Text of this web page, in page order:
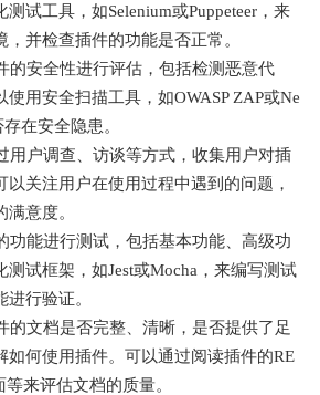
试工具，如Selenium或Puppeteer，来
并检查插件的功能是否正常。
的安全性进行评估，包括检测恶意代
用安全扫描工具，如OWASP ZAP或Ne
在安全隐患。
用户调查、访谈等方式，收集用户对插
关注用户在使用过程中遇到的问题，
意度。
功能进行测试，包括基本功能、高级功
试框架，如Jest或Mocha，来编写测试
行验证。
的文档是否完整、清晰，是否提供了足
如何使用插件。可以通过阅读插件的RE
来评估文档的质量。